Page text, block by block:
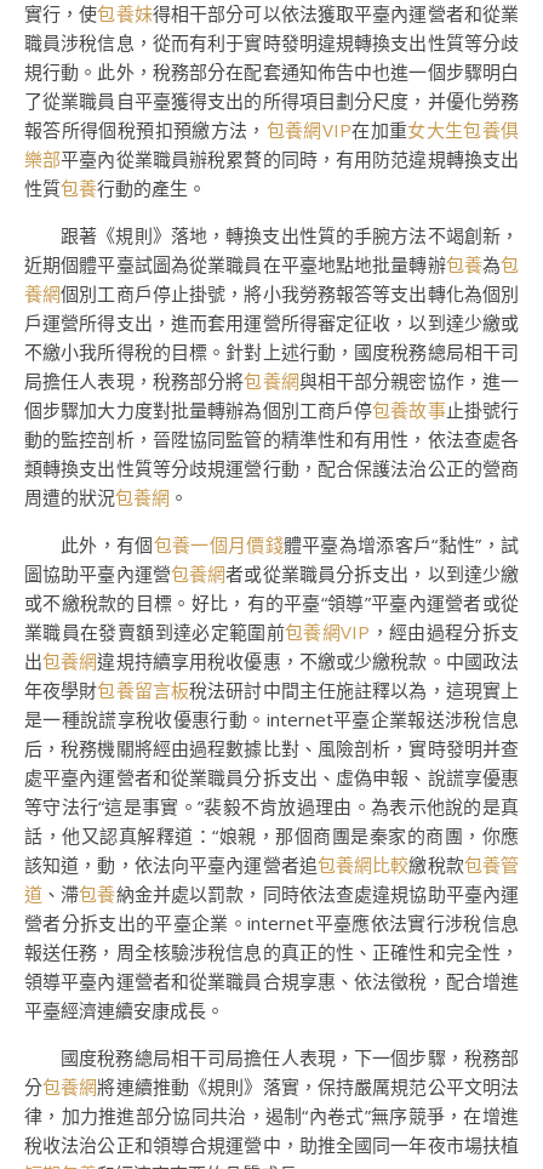
實行，使包養妹得相干部分可以依法獲取平臺內運營者和從業
職員涉稅信息，從而有利于實時發明違規轉換支出性質等分歧
規行動。此外，稅務部分在配套通知佈告中也進一個步驟明白
了從業職員自平臺獲得支出的所得項目劃分尺度，并優化勞務
報答所得個稅預扣預繳方法， 包養網VIP在加重女大生包養俱
樂部平臺內從業職員辦稅累贅的同時，有用防范違規轉換支出
性質包養行動的產生。
跟著《規則》落地，轉換支出性質的手腕方法不竭創新，
近期個體平臺試圖為從業職員在平臺地點地批量轉辦包養為包
養網個別工商戶停止掛號，將小我勞務報答等支出轉化為個別
戶運營所得支出，進而套用運營所得審定征收，以到達少繳或
不繳小我所得稅的目標。針對上述行動，國度稅務總局相干司
局擔任人表現，稅務部分將包養網與相干部分親密協作，進一
個步驟加大力度對批量轉辦為個別工商戶停包養故事止掛號行
動的監控剖析，晉陞協同監管的精準性和有用性，依法查處各
類轉換支出性質等分歧規運營行動，配合保護法治公正的營商
周遭的狀況包養網 。
此外，有個包養一個月價錢體平臺為增添客戶“黏性”，試
圖協助平臺內運營包養網者或從業職員分拆支出，以到達少繳
或不繳稅款的目標。好比，有的平臺“領導”平臺內運營者或從
業職員在發賣額到達必定範圍前包養網VIP ，經由過程分拆支
出包養網違規持續享用稅收優惠，不繳或少繳稅款。中國政法
年夜學財包養留言板稅法研討中間主任施註釋以為，這現實上
是一種說謊享稅收優惠行動。internet平臺企業報送涉稅信息
后，稅務機關將經由過程數據比對、風險剖析，實時發明并查
處平臺內運營者和從業職員分拆支出、虛偽申報、說謊享優惠
等守法行“這是事實。”裴毅不肯放過理由。為表示他說的是真
話，他又認真解釋道：“娘親，那個商團是秦家的商團，你應
該知道，動，依法向平臺內運營者追包養網比較繳稅款包養管
道 、滯包養納金并處以罰款，同時依法查處違規協助平臺內運
營者分拆支出的平臺企業。internet平臺應依法實行涉稅信息
報送任務，周全核驗涉稅信息的真正的性、正確性和完全性，
領導平臺內運營者和從業職員合規享惠、依法徵稅，配合增進
平臺經濟連續安康成長。
國度稅務總局相干司局擔任人表現，下一個步驟，稅務部
分包養網將連續推動《規則》落實，保持嚴厲規范公平文明法
律，加力推進部分協同共治，遏制“內卷式”無序競爭，在增進
稅收法治公正和領導合規運營中，助推全國同一年夜市場扶植